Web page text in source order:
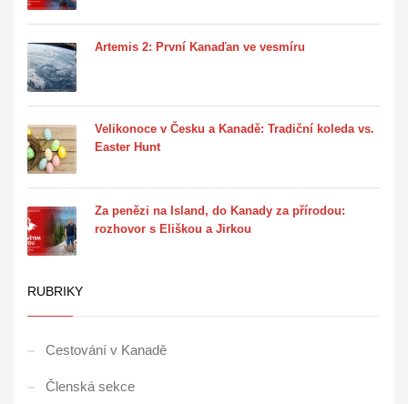
Artemis 2: První Kanaďan ve vesmíru
Velikonoce v Česku a Kanadě: Tradiční koleda vs.
Easter Hunt
Za penězi na Island, do Kanady za přírodou:
rozhovor s Eliškou a Jirkou
RUBRIKY
Cestování v Kanadě
Členská sekce